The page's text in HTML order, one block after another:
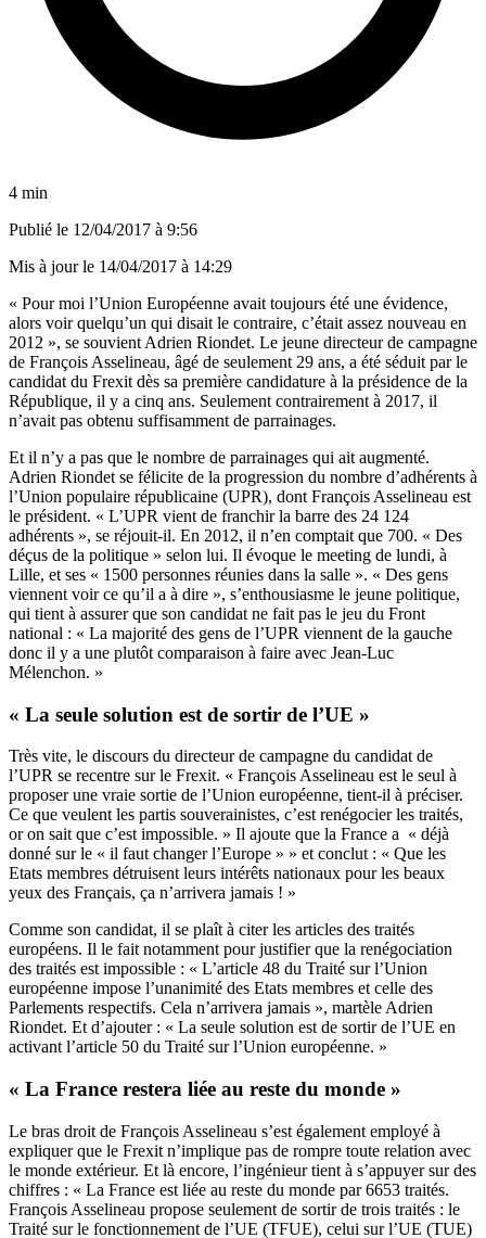
4 min
Publié le 12/04/2017 à 9:56
Mis à jour le 14/04/2017 à 14:29
« Pour moi l’Union Européenne avait toujours été une évidence,
alors voir quelqu’un qui disait le contraire, c’était assez nouveau en
2012 », se souvient Adrien Riondet. Le jeune directeur de campagne
de François Asselineau, âgé de seulement 29 ans, a été séduit par le
candidat du Frexit dès sa première candidature à la présidence de la
République, il y a cinq ans. Seulement contrairement à 2017, il
n’avait pas obtenu suffisamment de parrainages.
Et il n’y a pas que le nombre de parrainages qui ait augmenté.
Adrien Riondet se félicite de la progression du nombre d’adhérents à
l’Union populaire républicaine (UPR), dont François Asselineau est
le président. « L’UPR vient de franchir la barre des 24 124
adhérents », se réjouit-il. En 2012, il n’en comptait que 700. « Des
déçus de la politique » selon lui. Il évoque le meeting de lundi, à
Lille, et ses « 1500 personnes réunies dans la salle ». « Des gens
viennent voir ce qu’il a à dire », s’enthousiasme le jeune politique,
qui tient à assurer que son candidat ne fait pas le jeu du Front
national : « La majorité des gens de l’UPR viennent de la gauche
donc il y a une plutôt comparaison à faire avec Jean-Luc
Mélenchon. »
« La seule solution est de sortir de l’UE »
Très vite, le discours du directeur de campagne du candidat de
l’UPR se recentre sur le Frexit. « François Asselineau est le seul à
proposer une vraie sortie de l’Union européenne, tient-il à préciser.
Ce que veulent les partis souverainistes, c’est renégocier les traités,
or on sait que c’est impossible. » Il ajoute que la France a « déjà
donné sur le « il faut changer l’Europe » » et conclut : « Que les
Etats membres détruisent leurs intérêts nationaux pour les beaux
yeux des Français, ça n’arrivera jamais ! »
Comme son candidat, il se plaît à citer les articles des traités
européens. Il le fait notamment pour justifier que la renégociation
des traités est impossible : « L’article 48 du Traité sur l’Union
européenne impose l’unanimité des Etats membres et celle des
Parlements respectifs. Cela n’arrivera jamais », martèle Adrien
Riondet. Et d’ajouter : « La seule solution est de sortir de l’UE en
activant l’article 50 du Traité sur l’Union européenne. »
« La France restera liée au reste du monde »
Le bras droit de François Asselineau s’est également employé à
expliquer que le Frexit n’implique pas de rompre toute relation avec
le monde extérieur. Et là encore, l’ingénieur tient à s’appuyer sur des
chiffres : « La France est liée au reste du monde par 6653 traités.
François Asselineau propose seulement de sortir de trois traités : le
Traité sur le fonctionnement de l’UE (TFUE), celui sur l’UE (TUE)